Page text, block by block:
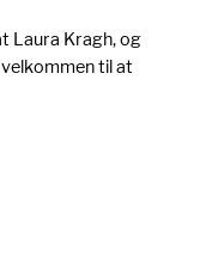
Laura Kragh, og
til at